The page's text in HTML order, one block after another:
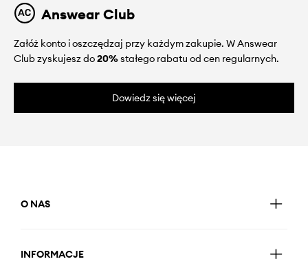
Answear Club
Załóż konto i oszczędzaj przy każdym zakupie. W Answear
Club zyskujesz do20%stałego rabatu od cen regularnych.
Dowiedz się więcej
O NAS
INFORMACJE